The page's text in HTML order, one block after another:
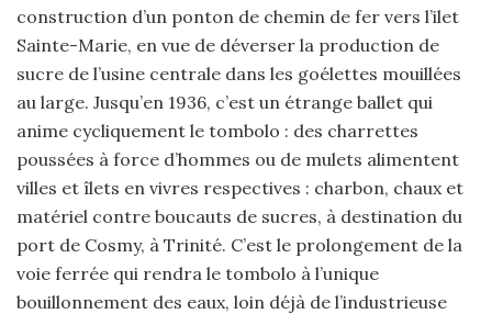
construction d’un ponton de chemin de fer vers l’ilet
Sainte-Marie, en vue de déverser la production de
sucre de l’usine centrale dans les goélettes mouillées
au large. Jusqu’en 1936, c’est un étrange ballet qui
anime cycliquement le tombolo : des charrettes
poussées à force d’hommes ou de mulets alimentent
villes et îlets en vivres respectives : charbon, chaux et
matériel contre boucauts de sucres, à destination du
port de Cosmy, à Trinité. C’est le prolongement de la
voie ferrée qui rendra le tombolo à l’unique
bouillonnement des eaux, loin déjà de l’industrieuse